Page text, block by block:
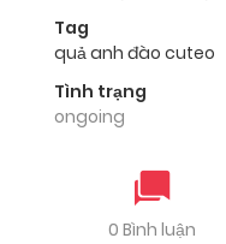
Tag
quả anh đào cuteo
Tình trạng
ongoing
0 Bình luận